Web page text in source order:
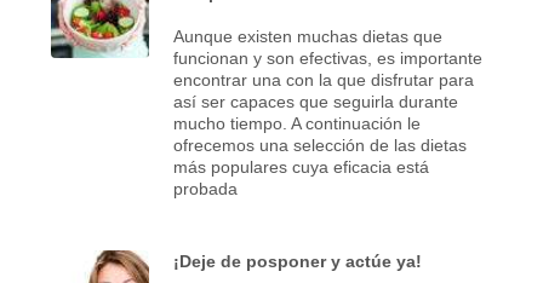
Aunque existen muchas dietas que
funcionan y son efectivas, es importante
encontrar una con la que disfrutar para
así ser capaces que seguirla durante
mucho tiempo. A continuación le
ofrecemos una selección de las dietas
más populares cuya eficacia está
probada
¡Deje de posponer y actúe ya!